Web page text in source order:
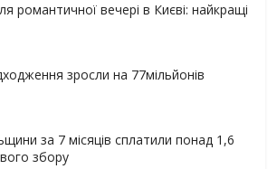
романтичної вечері в Києві: найкращі
зросли на 77мільйонів
за 7 місяців сплатили понад 1,6
збору